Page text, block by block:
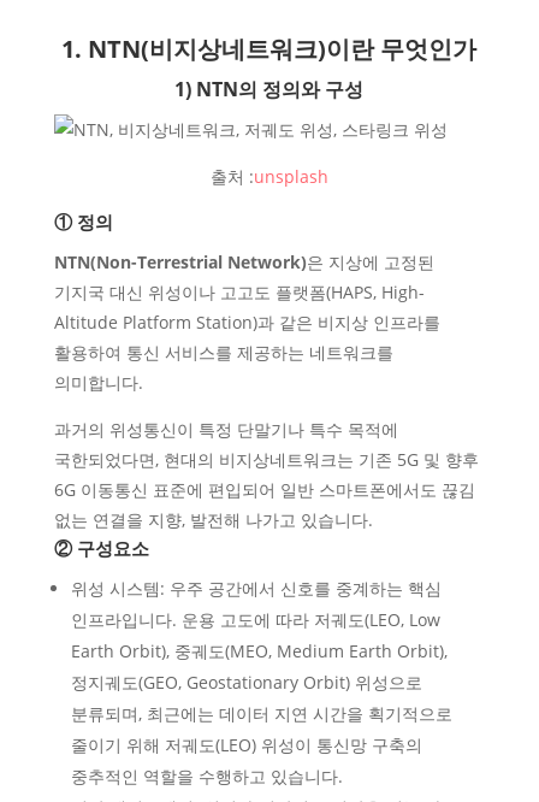
1. NTN(비지상네트워크)이란 무엇인가
1) NTN의 정의와 구성
출처 :unsplash
① 정의
NTN(Non-Terrestrial Network)은 지상에 고정된
기지국 대신 위성이나 고고도 플랫폼(HAPS, High-
Altitude Platform Station)과 같은 비지상 인프라를
활용하여 통신 서비스를 제공하는 네트워크를
의미합니다.
과거의 위성통신이 특정 단말기나 특수 목적에
국한되었다면, 현대의 비지상네트워크는 기존 5G 및 향후
6G 이동통신 표준에 편입되어 일반 스마트폰에서도 끊김
없는 연결을 지향, 발전해 나가고 있습니다.
② 구성요소
위성 시스템: 우주 공간에서 신호를 중계하는 핵심
인프라입니다. 운용 고도에 따라 저궤도(LEO, Low
Earth Orbit), 중궤도(MEO, Medium Earth Orbit),
정지궤도(GEO, Geostationary Orbit) 위성으로
분류되며, 최근에는 데이터 지연 시간을 획기적으로
줄이기 위해 저궤도(LEO) 위성이 통신망 구축의
중추적인 역할을 수행하고 있습니다.